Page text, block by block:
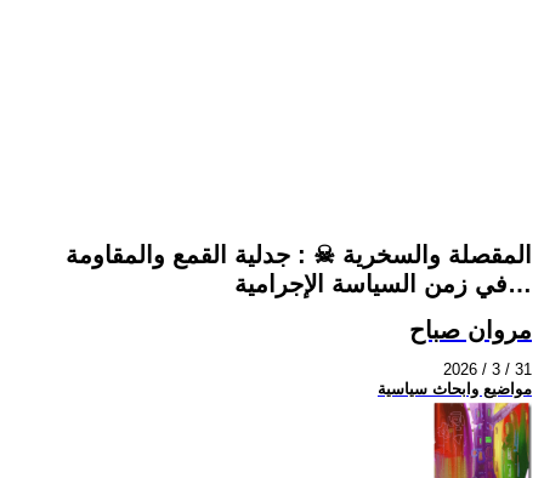
المقصلة والسخرية ☠ : جدلية القمع والمقاومة
في زمن السياسة الإجرامية…
مروان صباح
2026 / 3 / 31
مواضيع وابحاث سياسية